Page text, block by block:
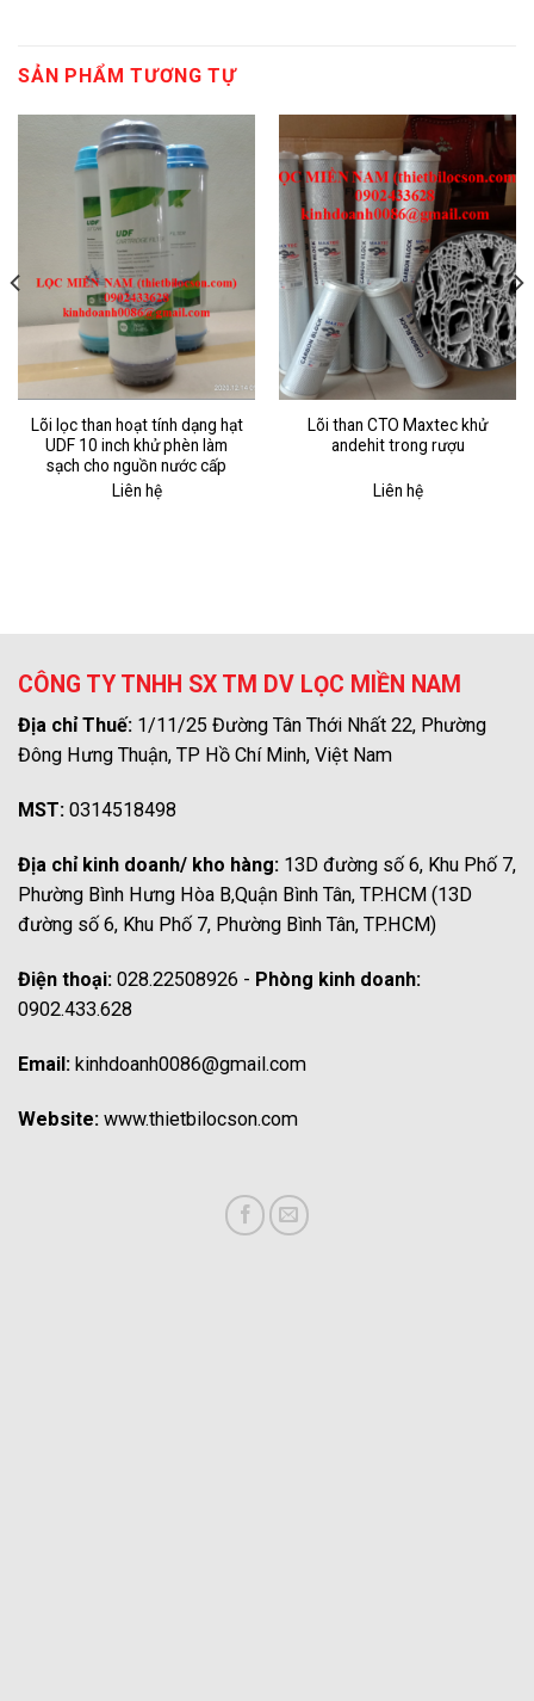
SẢN PHẨM TƯƠNG TỰ
Lõi lọc than hoạt tính dạng hạt
UDF 10 inch khử phèn làm
sạch cho nguồn nước cấp
Liên hệ
Lõi than CTO Maxtec khử
andehit trong rượu
Liên hệ
CÔNG TY TNHH SX TM DV LỌC MIỀN NAM
Địa chỉ Thuế: 1/11/25 Đường Tân Thới Nhất 22, Phường
Đông Hưng Thuận, TP Hồ Chí Minh, Việt Nam
MST: 0314518498
Địa chỉ kinh doanh/ kho hàng: 13D đường số 6, Khu Phố 7,
Phường Bình Hưng Hòa B,Quận Bình Tân, TP.HCM (13D
đường số 6, Khu Phố 7, Phường Bình Tân, TP.HCM)
Điện thoại: 028.22508926 - Phòng kinh doanh:
0902.433.628
Email: kinhdoanh0086@gmail.com
Website: www.thietbilocson.com